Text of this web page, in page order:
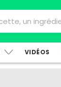
VIDÉOS